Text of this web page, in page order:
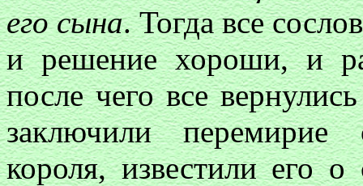
его сына. Тогда все
и решение хороши, и
после чего все
заключили перемирие
короля, известили его